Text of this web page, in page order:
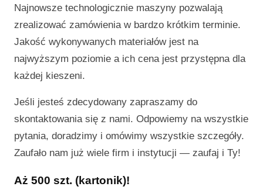
Najnowsze technologicznie maszyny pozwalają
zrealizować zamówienia w bardzo krótkim terminie.
Jakość wykonywanych materiałów jest na
najwyższym poziomie a ich cena jest przystępna dla
każdej kieszeni.
Jeśli jesteś zdecydowany zapraszamy do
skontaktowania się z nami. Odpowiemy na wszystkie
pytania, doradzimy i omówimy wszystkie szczegóły.
Zaufało nam już wiele firm i instytucji — zaufaj i Ty!
Aż 500 szt. (kartonik)!